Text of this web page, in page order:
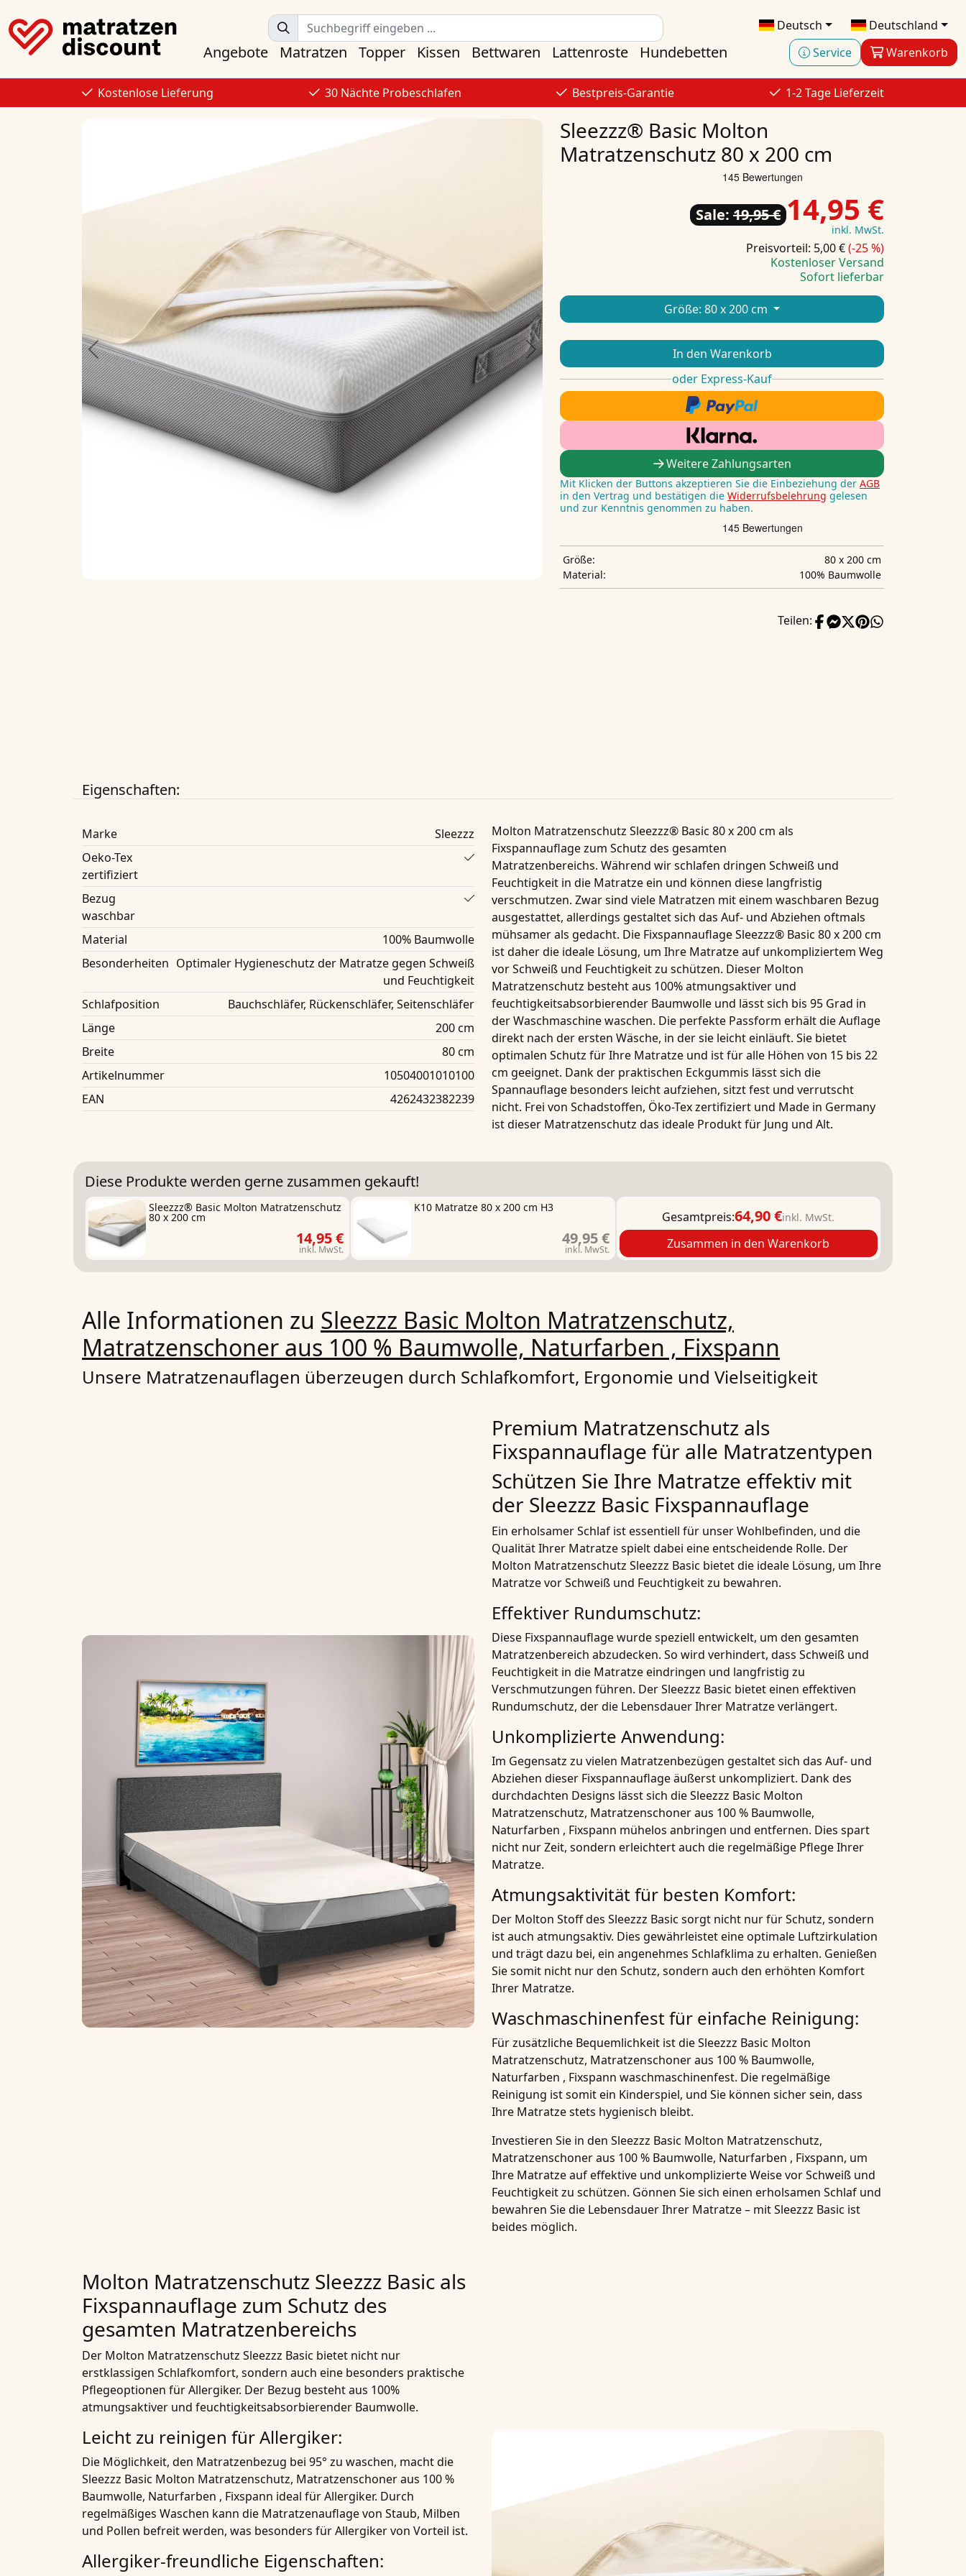
Deutsch
Deutschland
Service
Warenkorb
Angebote Matratzen Topper Kissen Bettwaren Lattenroste Hundebetten
Kostenlose Lieferung 30 Nächte Probeschlafen Bestpreis-Garantie 1-2 Tage Lieferzeit
Previous Next
Sleezzz® Basic Molton
Matratzenschutz 80 x 200 cm
Sale: 19,95 € 14,95 €
inkl. MwSt.
Preisvorteil: 5,00 €(-25 %)
Kostenloser Versand
Sofort lieferbar
Größe: 80 x 200 cm
In den Warenkorb
oder Express-Kauf
Weitere Zahlungsarten
Mit Klicken der Buttons akzeptieren Sie die Einbeziehung der AGB
in den Vertrag und bestätigen die Widerrufsbelehrung gelesen
und zur Kenntnis genommen zu haben.
Größe:
80 x 200 cm
Material:
100% Baumwolle
Teilen:
Eigenschaften:
Marke
Sleezzz
Oeko-Tex
zertifiziert
Bezug
waschbar
Material
100% Baumwolle
Besonderheiten Optimaler Hygieneschutz der Matratze gegen Schweiß
und Feuchtigkeit
Schlafposition
Bauchschläfer, Rückenschläfer, Seitenschläfer
Länge
200 cm
Breite
80 cm
Artikelnummer
10504001010100
EAN
4262432382239
Molton Matratzenschutz Sleezzz® Basic 80 x 200 cm als
Fixspannauflage zum Schutz des gesamten
Matratzenbereichs. Während wir schlafen dringen Schweiß und
Feuchtigkeit in die Matratze ein und können diese langfristig
verschmutzen. Zwar sind viele Matratzen mit einem waschbaren Bezug
ausgestattet, allerdings gestaltet sich das Auf- und Abziehen oftmals
mühsamer als gedacht. Die Fixspannauflage Sleezzz® Basic 80 x 200 cm
ist daher die ideale Lösung, um Ihre Matratze auf unkompliziertem Weg
vor Schweiß und Feuchtigkeit zu schützen. Dieser Molton
Matratzenschutz besteht aus 100% atmungsaktiver und
feuchtigkeitsabsorbierender Baumwolle und lässt sich bis 95 Grad in
der Waschmaschine waschen. Die perfekte Passform erhält die Auflage
direkt nach der ersten Wäsche, in der sie leicht einläuft. Sie bietet
optimalen Schutz für Ihre Matratze und ist für alle Höhen von 15 bis 22
cm geeignet. Dank der praktischen Eckgummis lässt sich die
Spannauflage besonders leicht aufziehen, sitzt fest und verrutscht
nicht. Frei von Schadstoffen, Öko-Tex zertifiziert und Made in Germany
ist dieser Matratzenschutz das ideale Produkt für Jung und Alt.
Diese Produkte werden gerne zusammen gekauft!
Sleezzz® Basic Molton Matratzenschutz
80 x 200 cm
14,95 €
inkl. MwSt.
K10 Matratze 80 x 200 cm H3
49,95 €
inkl. MwSt.
Gesamtpreis:64,90 €inkl. MwSt.
Zusammen in den Warenkorb
Alle Informationen zu Sleezzz Basic Molton Matratzenschutz,
Matratzenschoner aus 100 % Baumwolle, Naturfarben , Fixspann
Unsere Matratzenauflagen überzeugen durch Schlafkomfort, Ergonomie und Vielseitigkeit
Premium Matratzenschutz als
Fixspannauflage für alle Matratzentypen
Schützen Sie Ihre Matratze effektiv mit
der Sleezzz Basic Fixspannauflage
Ein erholsamer Schlaf ist essentiell für unser Wohlbefinden, und die
Qualität Ihrer Matratze spielt dabei eine entscheidende Rolle. Der
Molton Matratzenschutz Sleezzz Basic bietet die ideale Lösung, um Ihre
Matratze vor Schweiß und Feuchtigkeit zu bewahren.
Effektiver Rundumschutz:
Diese Fixspannauflage wurde speziell entwickelt, um den gesamten
Matratzenbereich abzudecken. So wird verhindert, dass Schweiß und
Feuchtigkeit in die Matratze eindringen und langfristig zu
Verschmutzungen führen. Der Sleezzz Basic bietet einen effektiven
Rundumschutz, der die Lebensdauer Ihrer Matratze verlängert.
Unkomplizierte Anwendung:
Im Gegensatz zu vielen Matratzenbezügen gestaltet sich das Auf- und
Abziehen dieser Fixspannauflage äußerst unkompliziert. Dank des
durchdachten Designs lässt sich dieSleezzz Basic Molton
Matratzenschutz, Matratzenschoner aus 100 % Baumwolle,
Naturfarben , Fixspann mühelos anbringen und entfernen. Dies spart
nicht nur Zeit, sondern erleichtert auch die regelmäßige Pflege Ihrer
Matratze.
Atmungsaktivität für besten Komfort:
Der Molton Stoff des Sleezzz Basic sorgt nicht nur für Schutz, sondern
ist auch atmungsaktiv. Dies gewährleistet eine optimale Luftzirkulation
und trägt dazu bei, ein angenehmes Schlafklima zu erhalten. Genießen
Sie somit nicht nur den Schutz, sondern auch den erhöhten Komfort
Ihrer Matratze.
Waschmaschinenfest für einfache Reinigung:
Für zusätzliche Bequemlichkeit ist dieSleezzz Basic Molton
Matratzenschutz, Matratzenschoner aus 100 % Baumwolle,
Naturfarben , Fixspann waschmaschinenfest. Die regelmäßige
Reinigung ist somit ein Kinderspiel, und Sie können sicher sein, dass
Ihre Matratze stets hygienisch bleibt.
Investieren Sie in den Sleezzz Basic Molton Matratzenschutz,
Matratzenschoner aus 100 % Baumwolle, Naturfarben , Fixspann, um
Ihre Matratze auf effektive und unkomplizierte Weise vor Schweiß und
Feuchtigkeit zu schützen. Gönnen Sie sich einen erholsamen Schlaf und
bewahren Sie die Lebensdauer Ihrer Matratze – mit Sleezzz Basic ist
beides möglich.
Molton Matratzenschutz Sleezzz Basic als
Fixspannauflage zum Schutz des
gesamten Matratzenbereichs
Der Molton Matratzenschutz Sleezzz Basic bietet nicht nur
erstklassigen Schlafkomfort, sondern auch eine besonders praktische
Pflegeoptionen für Allergiker. Der Bezug besteht aus 100%
atmungsaktiver und feuchtigkeitsabsorbierender Baumwolle.
Leicht zu reinigen für Allergiker:
Die Möglichkeit, den Matratzenbezug bei 95° zu waschen, macht die
Sleezzz Basic Molton Matratzenschutz, Matratzenschoner aus 100 %
Baumwolle, Naturfarben , Fixspann ideal für Allergiker. Durch
regelmäßiges Waschen kann die Matratzenauflage von Staub, Milben
und Pollen befreit werden, was besonders für Allergiker von Vorteil ist.
Allergiker-freundliche Eigenschaften: